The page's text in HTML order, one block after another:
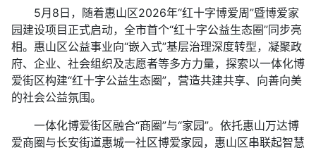
5月8日，随着惠山区2026年“红十字博爱周”暨博爱家
园建设项目正式启动，全市首个“红十字公益生态圈”同步亮
相。惠山区公益事业向“嵌入式”基层治理深度转型，凝聚政
府、企业、社会组织及志愿者等多方力量，探索以一体化博
爱街区构建“红十字公益生态圈”，营造共建共享、向善向美
的社会公益氛围。
一体化博爱街区融合“商圈”与“家园”。依托惠山万达博
爱商圈与长安街道惠城一社区博爱家园，惠山区串联起智慧